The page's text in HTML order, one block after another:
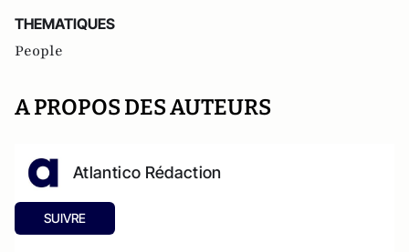
THEMATIQUES
People
A PROPOS DES AUTEURS
Atlantico Rédaction
SUIVRE